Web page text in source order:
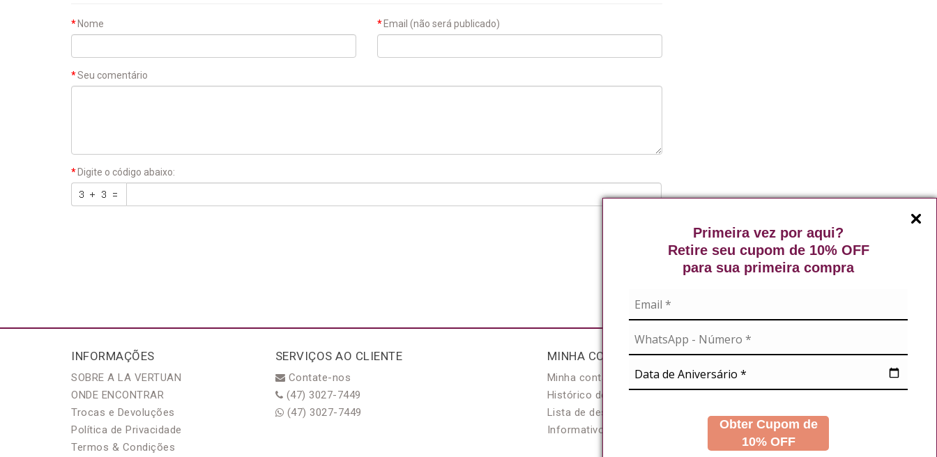
Primeira vez por aqui?
Retire seu cupom de 10% OFF
para sua primeira compra
Obter Cupom de
10% OFF
Nome Email (não será publicado)
Seu comentário
Digite o código abaixo:
INFORMAÇÕES
SOBRE A LA VERTUAN
ONDE ENCONTRAR
Trocas e Devoluções
Política de Privacidade
Termos & Condições
SERVIÇOS AO CLIENTE
Contate-nos
(47) 3027-7449
(47) 3027-7449
MINHA CONTA
Minha conta
Histórico de pedidos
Lista de desejos
Informativo
NOSSAS REDES